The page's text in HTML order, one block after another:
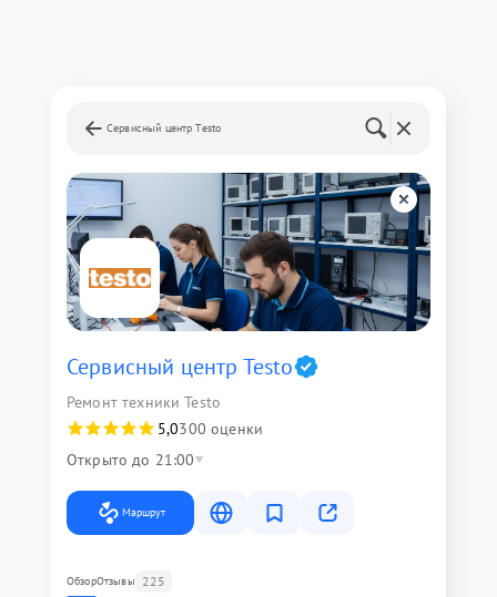
Сервисный центр Testo
Сервисный центр Testo
Ремонт техники Testo
5,0300 оценки
Открыто до 21:00
Маршрут
ОбзорОтзывы 225